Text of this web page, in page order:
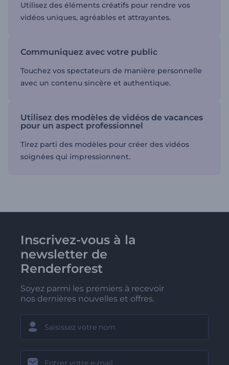
Utilisez des éléments créatifs pour rendre vos
vidéos uniques, agréables et attrayantes.
Communiquez avec votre public
Touchez vos spectateurs de manière personnelle
avec un contenu sincère et authentique.
Utilisez des modèles de vidéos de vacances
pour un aspect professionnel
Tirez parti des modèles pour créer des vidéos
soignées qui impressionnent.
Inscrivez-vous à la
newsletter de
Renderforest
Soyez parmi les premiers à recevoir
nos dernières nouvelles et offres.